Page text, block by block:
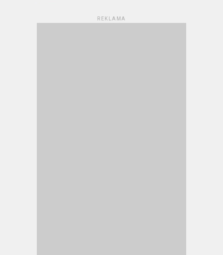
REKLAMA